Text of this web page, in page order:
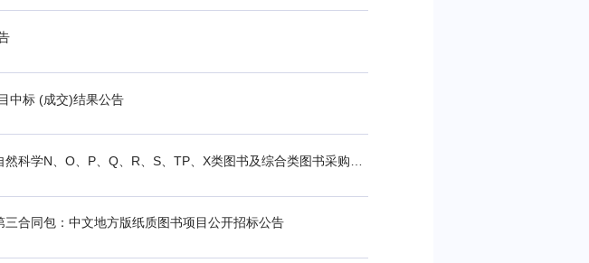
中标 (成交)结果公告
合同包：中文地方版纸质图书项目公开招标公告